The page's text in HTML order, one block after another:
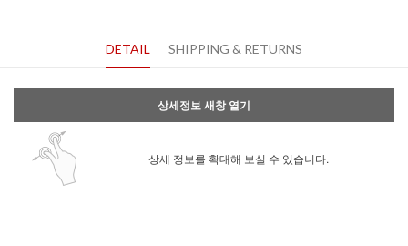
DETAIL SHIPPING & RETURNS
상세정보 새창 열기
상세 정보를 확대해 보실 수 있습니다.